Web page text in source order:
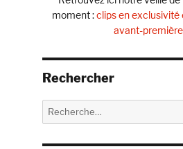
moment :clips en exclusivité
avant-première
Rechercher
Recherche
pour :